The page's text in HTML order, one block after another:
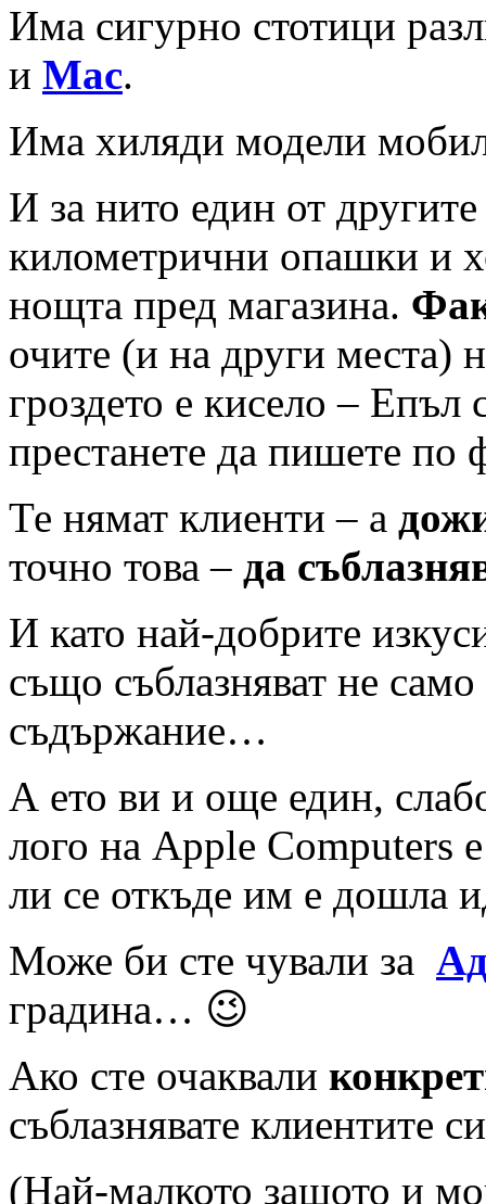
Има сигурно стотици
и Mac.
Има хиляди модели
И за нито един от
километрични опашки и
нощта пред магазина.
очите (и на други места)
гроздето е кисело – Епъл
престанете да пишете по
Те нямат клиенти – а
точно това – да
И като най-добрите
също съблазняват не
съдържание…
А ето ви и още един,
лого на Apple Computers
ли се откъде им е дошла
Може би сте чували за
градина… 😉
Ако сте очаквали
съблазнявате клиентите
(Най-малкото защото и